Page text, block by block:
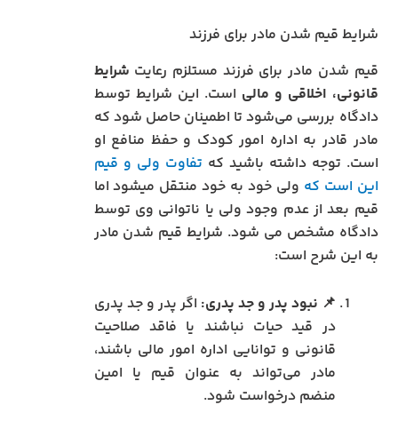
شرایط قیم شدن مادر برای فرزند
قیم شدن مادر برای فرزند مستلزم رعایت شرایط
قانونی، اخلاقی و مالی است. این شرایط توسط
دادگاه بررسی می‌شود تا اطمینان حاصل شود که
مادر قادر به اداره امور کودک و حفظ منافع او
است. توجه داشته باشید که تفاوت ولی و قیم
این است که ولی خود به خود منتقل میشود اما
قیم بعد از عدم وجود ولی یا ناتوانی وی توسط
دادگاه مشخص می شود. شرایط قیم شدن مادر
به این شرح است:
📌 نبود پدر و جد پدری: اگر پدر و جد پدری
در قید حیات نباشند یا فاقد صلاحیت
قانونی و توانایی اداره امور مالی باشند،
مادر می‌تواند به عنوان قیم یا امین
منضم درخواست شود.